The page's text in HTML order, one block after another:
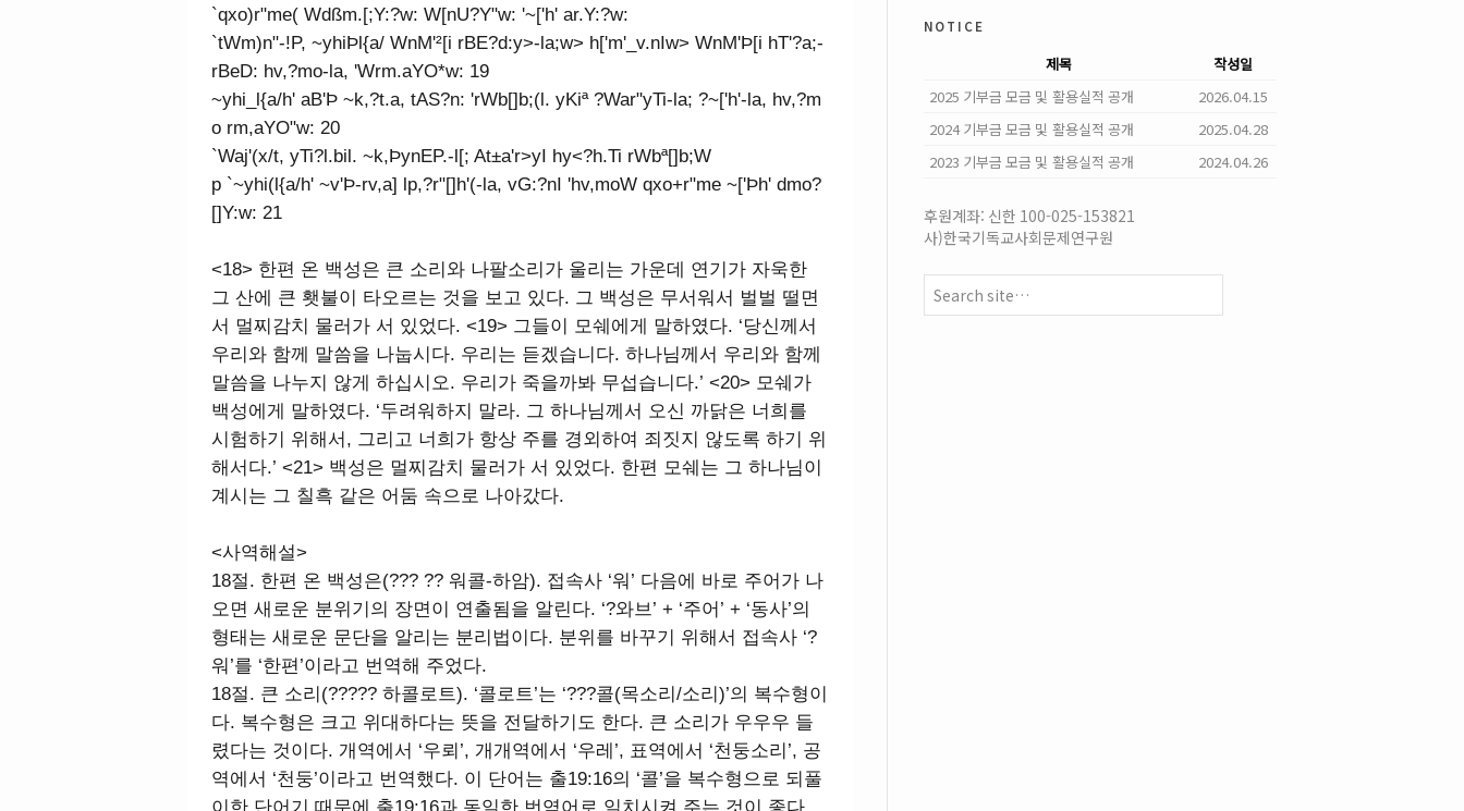
`qxo)r"me( Wdßm.[;Y:?w: W[nU?Y"w: '~['h' ar.Y:?w:
`tWm)n"-!P, ~yhiÞl{a/ WnM'²[i rBE?d:y>-la;w> h['m'_v.nIw> WnM'Þ[i hT'?a;-
rBeD: hv,?mo-la, 'Wrm.aYO*w: 19
~yhi_l{a/h' aB'Þ ~k,?t.a, tAS?n: 'rWb[]b;(l. yKiª ?War"yTi-la; ?~['h'-la, hv,?m
o rm,aYO"w: 20
`Waj'(x/t, yTi?l.bil. ~k,ÞynEP.-l[; At±a'r>yI hy<?h.Ti rWbª[]b;W
p `~yhi(l{a/h' ~v'Þ-rv,a] lp,?r"[]h'(-la, vG:?nI 'hv,moW qxo+r"me ~['Þh' dmo?
[]Y:w: 21
<18> 한편 온 백성은 큰 소리와 나팔소리가 울리는 가운데 연기가 자욱한
그 산에 큰 횃불이 타오르는 것을 보고 있다. 그 백성은 무서워서 벌벌 떨면
서 멀찌감치 물러가 서 있었다. <19> 그들이 모쉐에게 말하였다. ‘당신께서
우리와 함께 말씀을 나눕시다. 우리는 듣겠습니다. 하나님께서 우리와 함께
말씀을 나누지 않게 하십시오. 우리가 죽을까봐 무섭습니다.’ <20> 모쉐가
백성에게 말하였다. ‘두려워하지 말라. 그 하나님께서 오신 까닭은 너희를
시험하기 위해서, 그리고 너희가 항상 주를 경외하여 죄짓지 않도록 하기 위
해서다.’ <21> 백성은 멀찌감치 물러가 서 있었다. 한편 모쉐는 그 하나님이
계시는 그 칠흑 같은 어둠 속으로 나아갔다.
<사역해설>
18절. 한편 온 백성은(??? ?? 워콜-하암). 접속사 ‘워’ 다음에 바로 주어가 나
오면 새로운 분위기의 장면이 연출됨을 알린다. ‘?와브’ + ‘주어’ + ‘동사’의
형태는 새로운 문단을 알리는 분리법이다. 분위를 바꾸기 위해서 접속사 ‘?
워’를 ‘한편’이라고 번역해 주었다.
18절. 큰 소리(????? 하콜로트). ‘콜로트’는 ‘???콜(목소리/소리)’의 복수형이
다. 복수형은 크고 위대하다는 뜻을 전달하기도 한다. 큰 소리가 우우우 들
렸다는 것이다. 개역에서 ‘우뢰’, 개개역에서 ‘우레’, 표역에서 ‘천둥소리’, 공
역에서 ‘천둥’이라고 번역했다. 이 단어는 출19:16의 ‘콜’을 복수형으로 되풀
notice
제목
작성일
2025 기부금 모금 및 활용실적 공개
2026.04.15
2024 기부금 모금 및 활용실적 공개
2025.04.28
2023 기부금 모금 및 활용실적 공개
2024.04.26
후원계좌: 신한 100-025-153821
사)한국기독교사회문제연구원